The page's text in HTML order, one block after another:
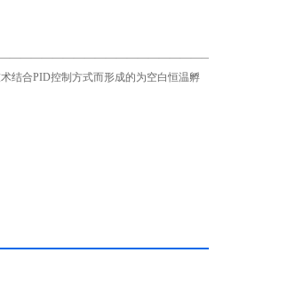
结合PID控制方式而形成的为空白恒温孵